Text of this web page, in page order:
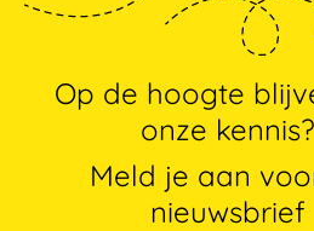
Op de hoogte
onze kennis?
Meld je aan
nieuwsbrief